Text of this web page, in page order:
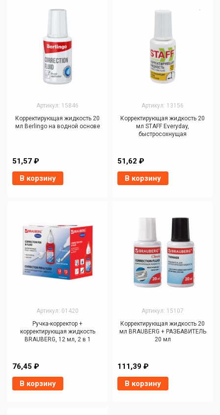
Артикул: 15846
Корректирующая жидкость 20
мл Berlingo на водной основе
51,57 ₽
В корзину
Артикул: 13156
Корректирующая жидкость 20
мл STAFF Everyday,
быстросохнущая
51,62 ₽
В корзину
Артикул: 01420
Ручка-корректор +
корректирующая жидкость
BRAUBERG, 12 мл, 2 в 1
76,45 ₽
В корзину
Артикул: 15107
Корректирующая жидкость 20
мл BRAUBERG + РАЗБАВИТЕЛЬ
20 мл
111,39 ₽
В корзину